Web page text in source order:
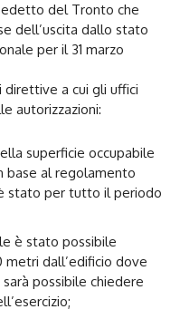
del Tronto che
dell’uscita dallo stato
per il 31 marzo
direttive a cui gli uffici
autorizzazioni:
superficie occupabile
base al regolamento
stato per tutto il periodo
è stato possibile
metri dall’edificio dove
possibile chiedere